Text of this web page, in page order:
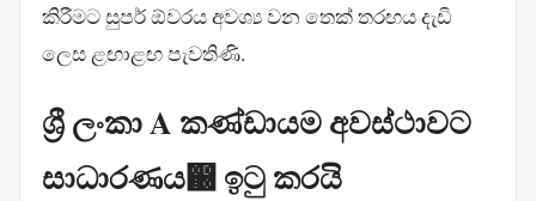
කිරීමට සුපර් ඕවරය අවශ්‍ය වන තෙක් තරඟය දැඩි
ලෙස ළඟාළඟ පැවතිණි.
ශ්‍රී ලංකා A කණ්ඩායම අවස්ථාවට
සාධාරණය඀ ඉටු කරයි